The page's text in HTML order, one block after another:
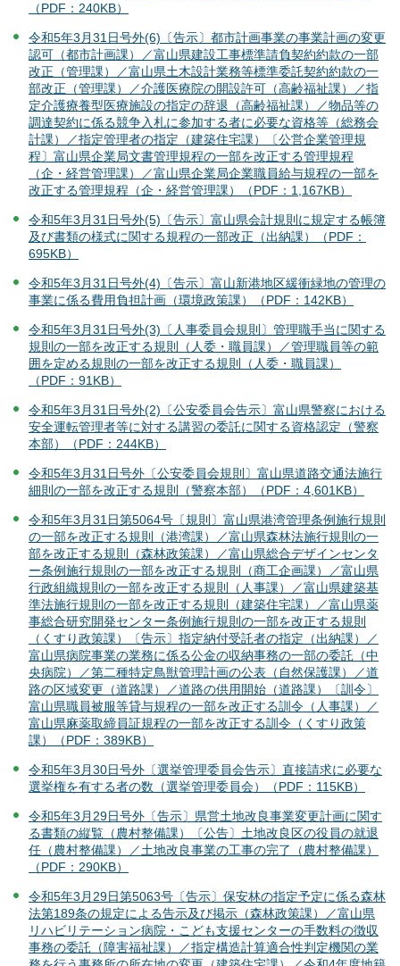
（PDF：240KB）
令和5年3月31日号外(6)〔告示〕都市計画事業の事業計画の変更
認可（都市計画課）／富山県建設工事標準請負契約約款の一部
改正（管理課）／富山県土木設計業務等標準委託契約約款の一
部改正（管理課）／介護医療院の開設許可（高齢福祉課）／指
定介護療養型医療施設の指定の辞退（高齢福祉課）／物品等の
調達契約に係る競争入札に参加する者に必要な資格等（総務会
計課）／指定管理者の指定（建築住宅課）〔公営企業管理規
程〕富山県企業局文書管理規程の一部を改正する管理規程
（企・経営管理課）／富山県企業局企業職員給与規程の一部を
改正する管理規程（企・経営管理課）（PDF：1,167KB）
令和5年3月31日号外(5)〔告示〕富山県会計規則に規定する帳簿
及び書類の様式に関する規程の一部改正（出納課）（PDF：
695KB）
令和5年3月31日号外(4)〔告示〕富山新港地区緩衝緑地の管理の
事業に係る費用負担計画（環境政策課）（PDF：142KB）
令和5年3月31日号外(3)〔人事委員会規則〕管理職手当に関する
規則の一部を改正する規則（人委・職員課）／管理職員等の範
囲を定める規則の一部を改正する規則（人委・職員課）
（PDF：91KB）
令和5年3月31日号外(2)〔公安委員会告示〕富山県警察における
安全運転管理者等に対する講習の委託に関する資格認定（警察
本部）（PDF：244KB）
令和5年3月31日号外〔公安委員会規則〕富山県道路交通法施行
細則の一部を改正する規則（警察本部）（PDF：4,601KB）
令和5年3月31日第5064号〔規則〕富山県港湾管理条例施行規則
の一部を改正する規則（港湾課）／富山県森林法施行規則の一
部を改正する規則（森林政策課）／富山県総合デザインセンタ
ー条例施行規則の一部を改正する規則（商工企画課）／富山県
行政組織規則の一部を改正する規則（人事課）／富山県建築基
準法施行規則の一部を改正する規則（建築住宅課）／富山県薬
事総合研究開発センター条例施行規則の一部を改正する規則
（くすり政策課）〔告示〕指定納付受託者の指定（出納課）／
富山県病院事業の業務に係る公金の収納事務の一部の委託（中
央病院）／第二種特定鳥獣管理計画の公表（自然保護課）／道
路の区域変更（道路課）／道路の供用開始（道路課）〔訓令〕
富山県職員被服等貸与規程の一部を改正する訓令（人事課）／
富山県麻薬取締員証規程の一部を改正する訓令（くすり政策
課）（PDF：389KB）
令和5年3月30日号外〔選挙管理委員会告示〕直接請求に必要な
選挙権を有する者の数（選挙管理委員会）（PDF：115KB）
令和5年3月29日号外〔告示〕県営土地改良事業変更計画に関す
る書類の縦覧（農村整備課）〔公告〕土地改良区の役員の就退
任（農村整備課）／土地改良事業の工事の完了（農村整備課）
（PDF：290KB）
令和5年3月29日第5063号〔告示〕保安林の指定予定に係る森林
法第189条の規定による告示及び掲示（森林政策課）／富山県
リハビリテーション病院・こども支援センターの手数料の徴収
事務の委託（障害福祉課）／指定構造計算適合性判定機関の業